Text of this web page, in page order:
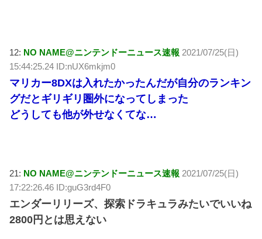
12: NO NAME@ニンテンドーニュース速報 2021/07/25(日)
15:44:25.24 ID:nUX6mkjm0
マリカー8DXは入れたかったんだが自分のランキン
グだとギリギリ圏外になってしまった
どうしても他が外せなくてな…
21: NO NAME@ニンテンドーニュース速報 2021/07/25(日)
17:22:26.46 ID:guG3rd4F0
エンダーリリーズ、探索ドラキュラみたいでいいね
2800円とは思えない